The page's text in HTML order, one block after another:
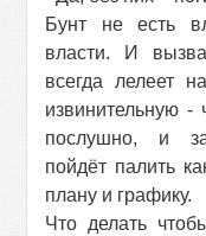
Бунт не есть
власти. И
всегда лелеет
извинительную -
послушно, и
пойдёт палить
плану и графику.
Что делать